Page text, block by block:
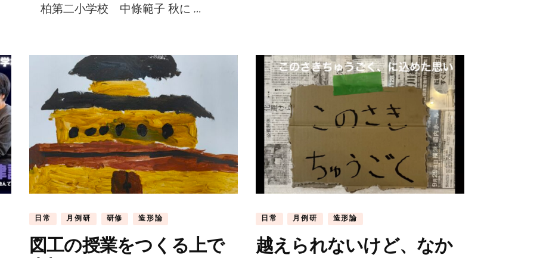
柏第二小学校 中條範子 秋に …
日常 月例研 研修 造形論
図工の授業をつくる上で
日常 月例研 造形論
越えられないけど、なか